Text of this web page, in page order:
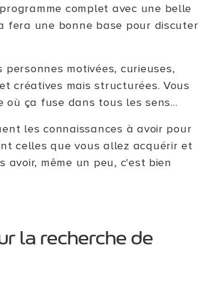
complet avec une belle
fera une bonne base pour discuter
motivées, curieuses,
créatives mais structurées. Vous
ça fuse dans tous les sens...
les connaissances à avoir pour
celles que vous allez acquérir et
même un peu, c'est bien
la recherche de